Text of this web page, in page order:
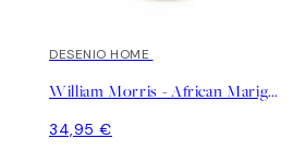
DESENIO HOME
William Morris - African Marigold Round Tablett
34,95 €